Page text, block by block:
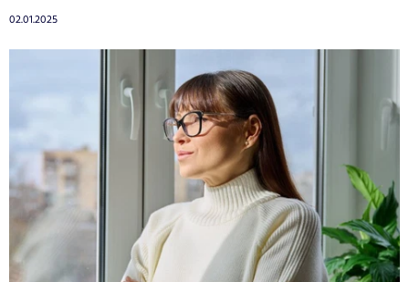
02.01.2025